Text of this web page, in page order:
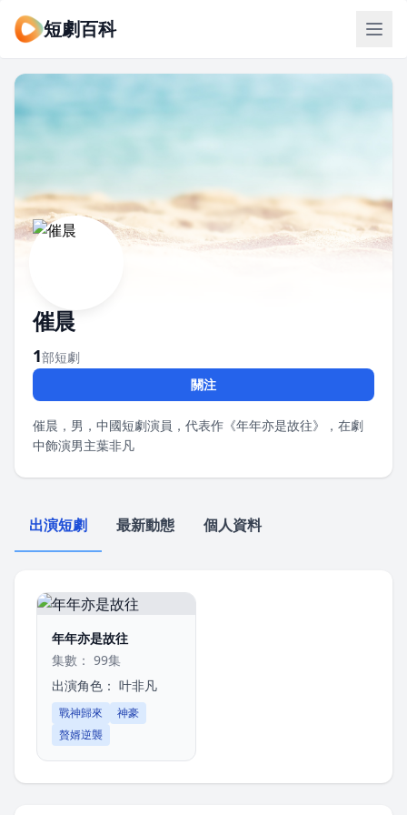
短劇百科
催晨
1部短劇
關注
催晨，男，中國短劇演員，代表作《年年亦是故往》，在劇
中飾演男主葉非凡
出演短劇 最新動態 個人資料
年年亦是故往
集數： 99集
出演角色： 叶非凡
戰神歸來
神豪
贅婿逆襲